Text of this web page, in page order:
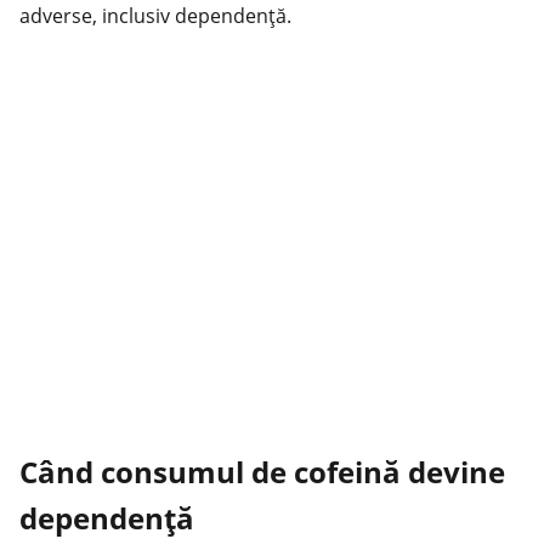
adverse, inclusiv dependență.
Când consumul de cofeină devine
dependență